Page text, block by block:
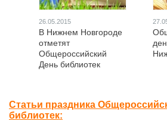
26.05.2015
В Нижнем Новгороде
отметят
Общероссийский
День библиотек
Статьи праздника
библиотек: